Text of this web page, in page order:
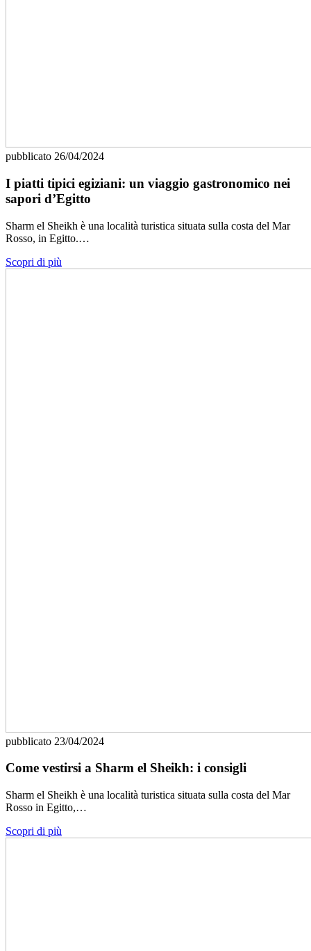
pubblicato 26/04/2024
I piatti tipici egiziani: un viaggio gastronomico nei
sapori d’Egitto
Sharm el Sheikh è una località turistica situata sulla costa del Mar
Rosso, in Egitto.…
Scopri di più
pubblicato 23/04/2024
Come vestirsi a Sharm el Sheikh: i consigli
Sharm el Sheikh è una località turistica situata sulla costa del Mar
Rosso in Egitto,…
Scopri di più